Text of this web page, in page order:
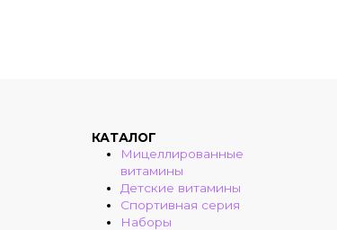
КАТАЛОГ
Мицеллированные
витамины
Детские витамины
Спортивная серия
Наборы